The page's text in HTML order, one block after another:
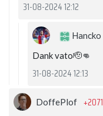
31-08-2024 12:12
Hancko
Dank vato🫡👊
31-08-2024 12:13
DoffePlof +2071